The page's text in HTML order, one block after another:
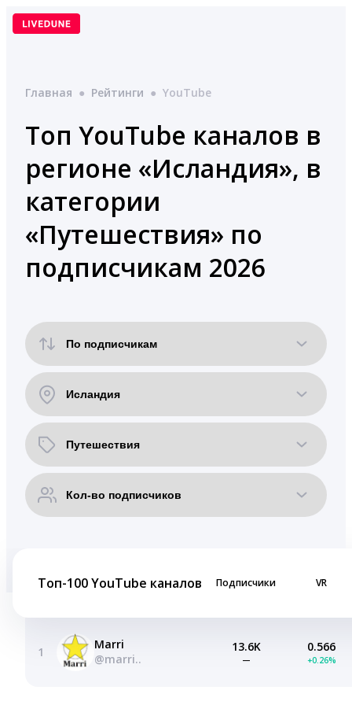
Перейти
Главная ● Рейтинги ● YouTube
Топ YouTube каналов в
регионе «Исландия», в
категории
«Путешествия» по
подписчикам 2026
Топ-100 YouTube каналов Подписчики VR
1
Marri
@marri..
13.6K
—
0.566
+0.26%